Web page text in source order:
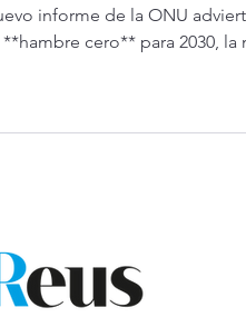
informe de la ONU
**hambre cero** para 2030, la